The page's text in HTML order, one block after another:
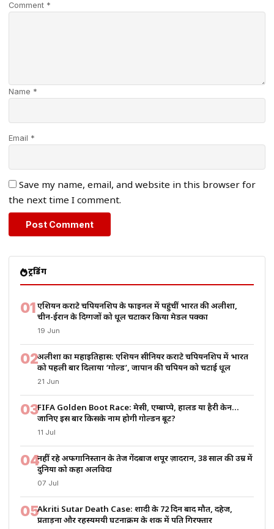
Comment *
Name *
Email *
Save my name, email, and website in this browser for
the next time I comment.
ट्रेंडिंग
01एशियन कराटे चैंपियनशिप के फाइनल में पहुंचीं भारत की अलीशा,
चीन-ईरान के दिग्गजों को धूल चटाकर किया मेडल पक्का
19 Jun
02अलीशा का महाइतिहास: एशियन सीनियर कराटे चैंपियनशिप में भारत
को पहली बार दिलाया ‘गोल्ड’, जापान की चैंपियन को चटाई धूल
21 Jun
03FIFA Golden Boot Race: मेसी, एम्बाप्पे, हालैंड या हैरी केन…
जानिए इस बार किसके नाम होगी गोल्डन बूट?
11 Jul
04नहीं रहे अफगानिस्तान के तेज गेंदबाज शपूर ज़ादरान, 38 साल की उम्र में
दुनिया को कहा अलविदा
07 Jul
05Akriti Sutar Death Case: शादी के 72 दिन बाद मौत, दहेज,
प्रताड़ना और रहस्यमयी घटनाक्रम के शक में पति गिरफ्तार